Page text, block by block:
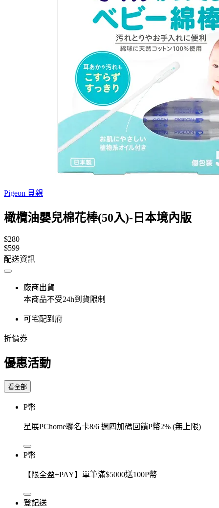
Pigeon 貝親
橄欖油嬰兒棉花棒(50入)-日本境內版
$280
$599
配送資訊
廠商出貨
本商品不受24h到貨限制
可宅配到府
折價券
優惠活動
看全部
P幣
星展PChome聯名卡8/6 週四加碼回饋P幣2% (無上限)
P幣
【限全盈+PAY】單筆滿$5000送100P幣
登記送